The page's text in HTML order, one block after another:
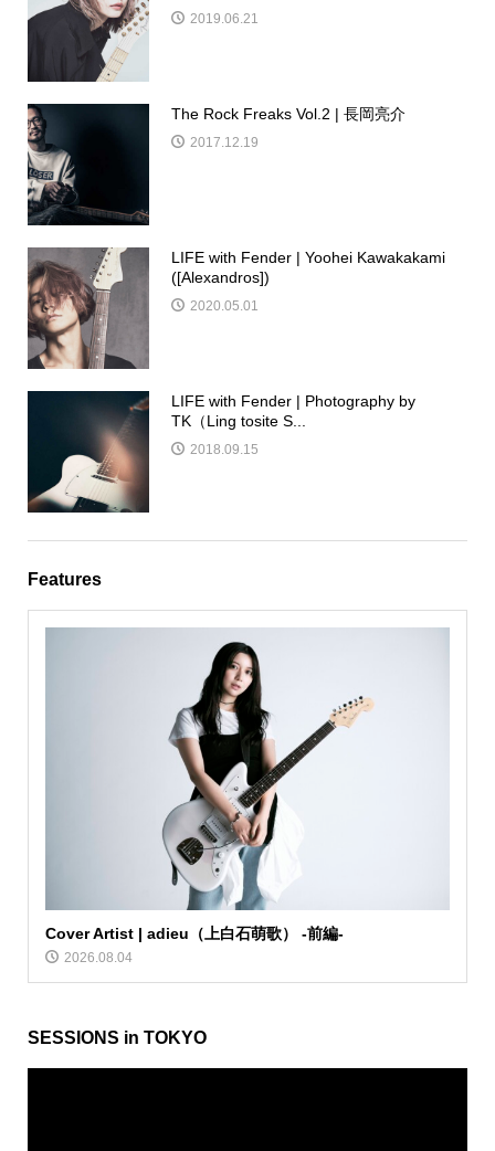
2019.06.21
The Rock Freaks Vol.2 | 長岡亮介
2017.12.19
LIFE with Fender | Yoohei Kawakakami
([Alexandros])
2020.05.01
LIFE with Fender | Photography by
TK（Ling tosite S...
2018.09.15
Features
Cover Artist | adieu（上白石萌歌） -前編-
2026.08.04
SESSIONS in TOKYO